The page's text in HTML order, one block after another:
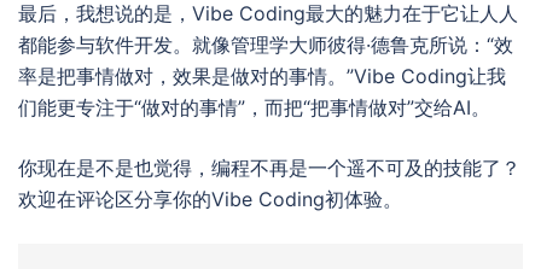
最后，我想说的是，Vibe Coding最大的魅力在于它让人人
都能参与软件开发。就像管理学大师彼得·德鲁克所说：“效
率是把事情做对，效果是做对的事情。”Vibe Coding让我
们能更专注于“做对的事情”，而把“把事情做对”交给AI。
你现在是不是也觉得，编程不再是一个遥不可及的技能了？
欢迎在评论区分享你的Vibe Coding初体验。